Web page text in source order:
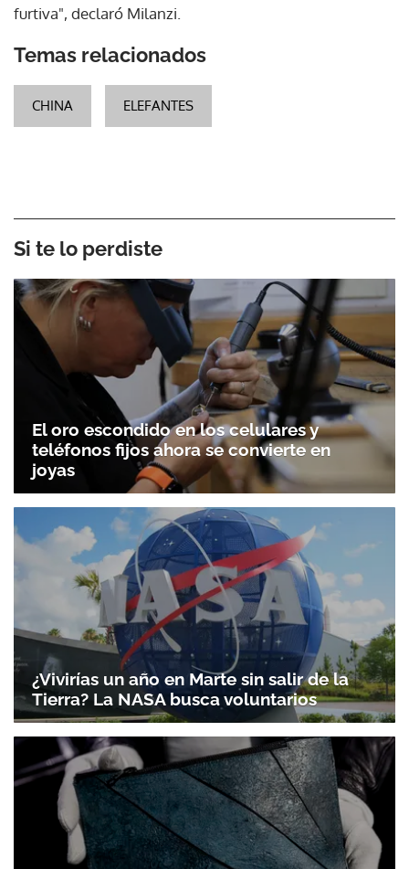
furtiva", declaró Milanzi.
Temas relacionados
CHINA ELEFANTES
Si te lo perdiste
El oro escondido en los celulares y
teléfonos fijos ahora se convierte en
joyas
¿Vivirías un año en Marte sin salir de la
Tierra? La NASA busca voluntarios